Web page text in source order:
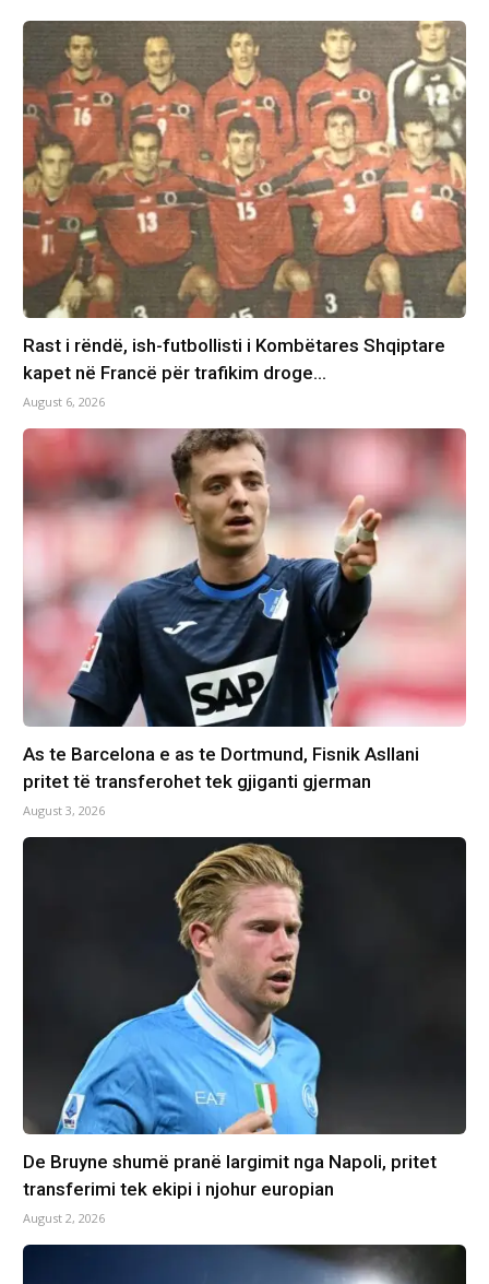
Rast i rëndë, ish-futbollisti i Kombëtares Shqiptare
kapet në Francë për trafikim droge…
August 6, 2026
As te Barcelona e as te Dortmund, Fisnik Asllani
pritet të transferohet tek gjiganti gjerman
August 3, 2026
De Bruyne shumë pranë largimit nga Napoli, pritet
transferimi tek ekipi i njohur europian
August 2, 2026